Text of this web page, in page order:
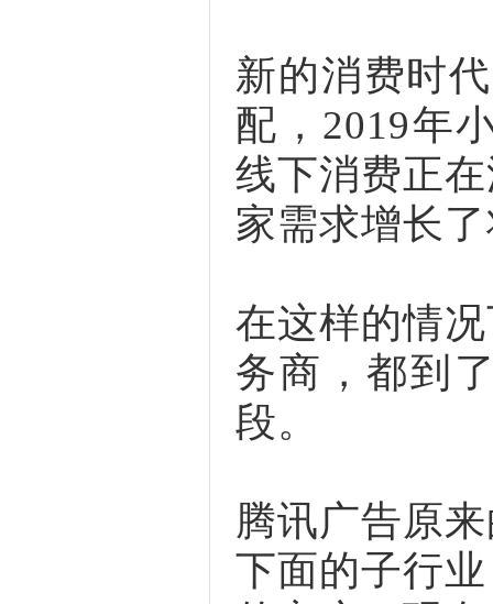
新的消费时
配，2019年
线下消费正
家需求增长
在这样的情
务商，都到
段。
腾讯广告原
下面的子行